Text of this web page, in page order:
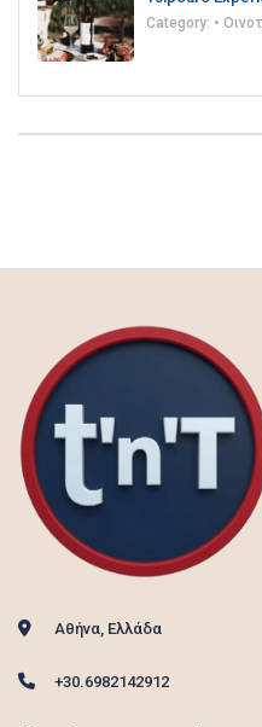
Category: •
Αθήνα, Ελλάδα
+30.6982142912